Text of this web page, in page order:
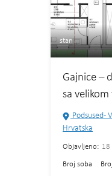
stan
Gajnice –
sa
Podsused -
Hrvatska
Objavljeno: 18
Broj soba